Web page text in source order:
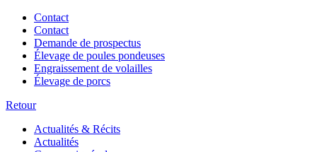
Contact
Contact
Demande de prospectus
Élevage de poules pondeuses
Engraissement de volailles
Élevage de porcs
Retour
Actualités & Récits
Actualités